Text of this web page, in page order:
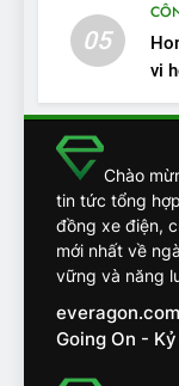
14
05
vi
Chào
tin tức tổng
đồng xe điện,
mới nhất về
vững và năng
Going On -